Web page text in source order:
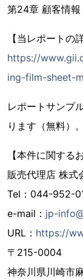
第24章 顧客情報
【当レポートの
https://
ing-film-sheet-
レポートサンプ
ります（無料）。
【本件に関する
販売代理店 株式
Tel：044-952-
e-mail： jp-
URL： https://
〒215-0004
神奈川県川崎市